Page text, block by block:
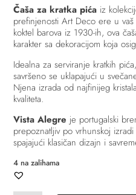
Čaša za kratka pića iz
prefinjenosti Art Deco ere u
koktel barova iz 1930-ih, ova
karakter sa dekoracijom koja
Idealna za serviranje kratkih pića,
savršeno se uklapajući u
Njena izrada od najfinijeg
kvaliteta.
Vista Alegre je portugalski
prepoznatljiv po vrhunskoj
spajajući klasičan dizajn i
4 na zalihama